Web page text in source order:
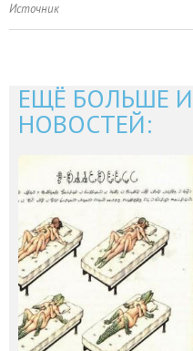
Источник
ЕЩЁ БОЛЬШЕ
НОВОСТЕЙ: